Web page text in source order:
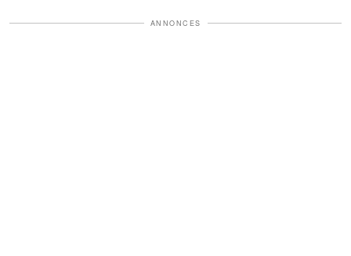
ANNONCES